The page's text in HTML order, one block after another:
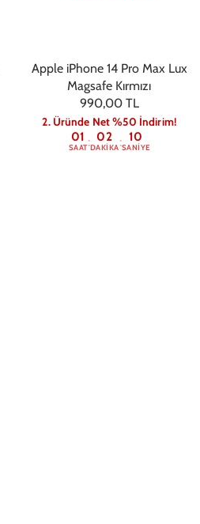
Apple iPhone 14 Pro Max Lux
Magsafe Kırmızı
990,00 TL
2. Üründe Net %50 İndirim!
01
SAAT: 02
DAKIKA: 09
SANIYE